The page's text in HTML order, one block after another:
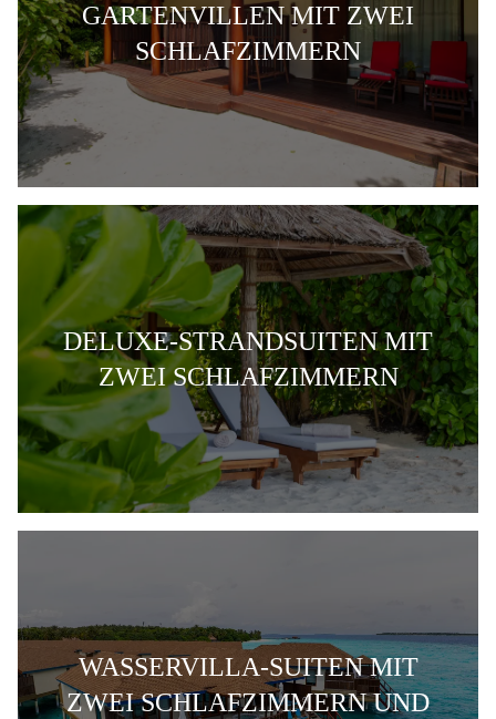
GARTENVILLEN MIT ZWEI
SCHLAFZIMMERN
DELUXE-STRANDSUITEN MIT
ZWEI SCHLAFZIMMERN
WASSERVILLA-SUITEN MIT
ZWEI SCHLAFZIMMERN UND